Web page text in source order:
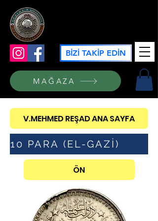
BİZİ TAKİP EDİN
MAĞAZA
V.MEHMED REŞAD ANA SAYFA
10 PARA (EL-GAZİ)
ÖN